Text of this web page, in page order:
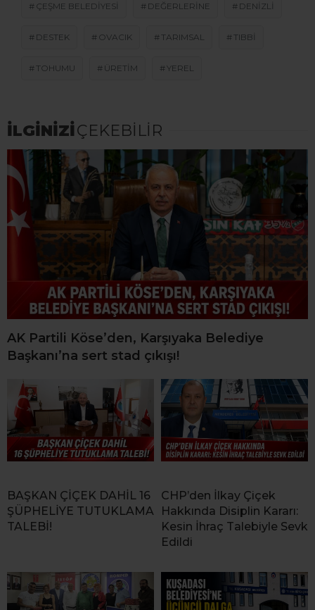
ÇEŞME BELEDIYESI DEĞERLERINE DENIZLI
DESTEK OVACIK TARIMSAL TIBBI
TOHUMU ÜRETIM YEREL
İLGİNİZİÇEKEBİLİR
AK Partili Köse’den, Karşıyaka Belediye
Başkanı’na sert stad çıkışı!
BAŞKAN ÇİÇEK DAHİL 16
ŞÜPHELİYE TUTUKLAMA
TALEBİ!
CHP’den İlkay Çiçek
Hakkında Disiplin Kararı:
Kesin İhraç Talebiyle Sevk
Edildi